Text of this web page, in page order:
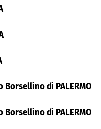
di PALERMO
di PALERMO